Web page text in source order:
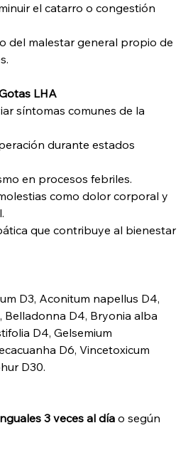
el catarro o congestión
del malestar general propio de
LHA
síntomas comunes de la
durante estados
en procesos febriles.
como dolor corporal y
que contribuye al bienestar
D3, Aconitum napellus D4,
Belladonna D4, Bryonia alba
D4, Gelsemium
D6, Vincetoxicum
D30.
3 veces al día o según